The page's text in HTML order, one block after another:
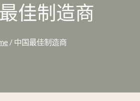
佳制造商
/ 中国最佳制造商